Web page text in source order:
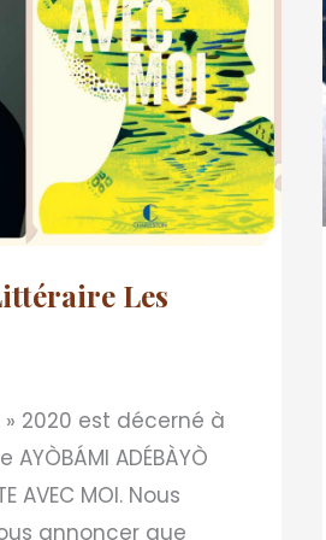
Les
» 2020 est décerné à
ADÉBÀYÒ
AVEC MOI. Nous
annoncer que